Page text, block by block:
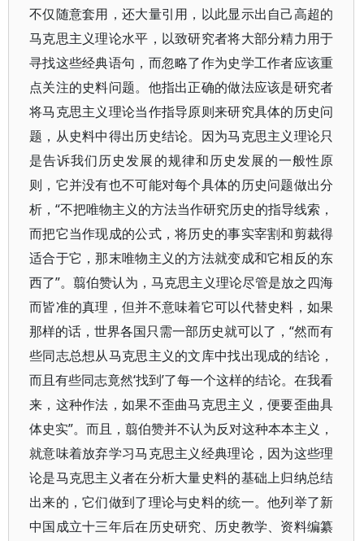
不仅随意套用，还大量引用，以此显示出自己高超的
马克思主义理论水平，以致研究者将大部分精力用于
寻找这些经典语句，而忽略了作为史学工作者应该重
点关注的史料问题。他指出正确的做法应该是研究者
将马克思主义理论当作指导原则来研究具体的历史问
题，从史料中得出历史结论。因为马克思主义理论只
是告诉我们历史发展的规律和历史发展的一般性原
则，它并没有也不可能对每个具体的历史问题做出分
析，“不把唯物主义的方法当作研究历史的指导线索，
而把它当作现成的公式，将历史的事实宰割和剪裁得
适合于它，那末唯物主义的方法就变成和它相反的东
西了”。翦伯赞认为，马克思主义理论尽管是放之四海
而皆准的真理，但并不意味着它可以代替史料，如果
那样的话，世界各国只需一部历史就可以了，“然而有
些同志总想从马克思主义的文库中找出现成的结论，
而且有些同志竟然‘找到’了每一个这样的结论。在我看
来，这种作法，如果不歪曲马克思主义，便要歪曲具
体史实”。而且，翦伯赞并不认为反对这种本本主义，
就意味着放弃学习马克思主义经典理论，因为这些理
论是马克思主义者在分析大量史料的基础上归纳总结
出来的，它们做到了理论与史料的统一。他列举了新
中国成立十三年后在历史研究、历史教学、资料编纂